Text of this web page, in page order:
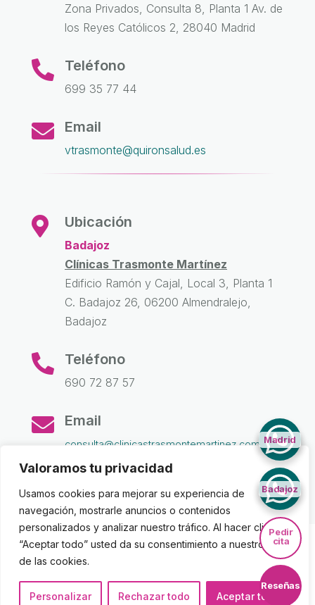
Valoramos tu privacidad
Usamos cookies para mejorar su experiencia de
navegación, mostrarle anuncios o contenidos
personalizados y analizar nuestro tráfico. Al hacer clic en
“Aceptar todo” usted da su consentimiento a nuestro uso
de las cookies.
Personalizar Rechazar todo Aceptar todo
Zona Privados, Consulta 8, Planta 1 Av. de
los Reyes Católicos 2, 28040 Madrid
 Teléfono
699 35 77 44
 Email
vtrasmonte@quironsalud.es
 Ubicación
Badajoz
Clínicas Trasmonte Martínez
Edificio Ramón y Cajal, Local 3, Planta 1
C. Badajoz 26, 06200 Almendralejo,
Badajoz
 Teléfono
690 72 87 57
 Email
consulta@clinicastrasmontemartinez.com
Aviso Legal|Política de Privacidad | Cookies|
Declaración de accesibilidad |
Madrid
Badajoz
Pedir
cita
Reseñas